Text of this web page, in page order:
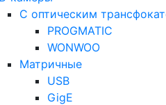
С оптическим
PROGMATIC
WONWOO
Матричные
USB
GigE